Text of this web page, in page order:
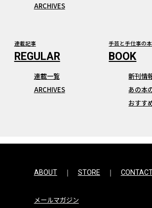
ARCHIVES
連載記事
連載一覧
ARCHIVES
手芸と手仕事の本
新刊情
あの本
おすす
ABOUT STORE
メールマガジン